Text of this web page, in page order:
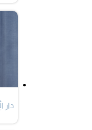
دار